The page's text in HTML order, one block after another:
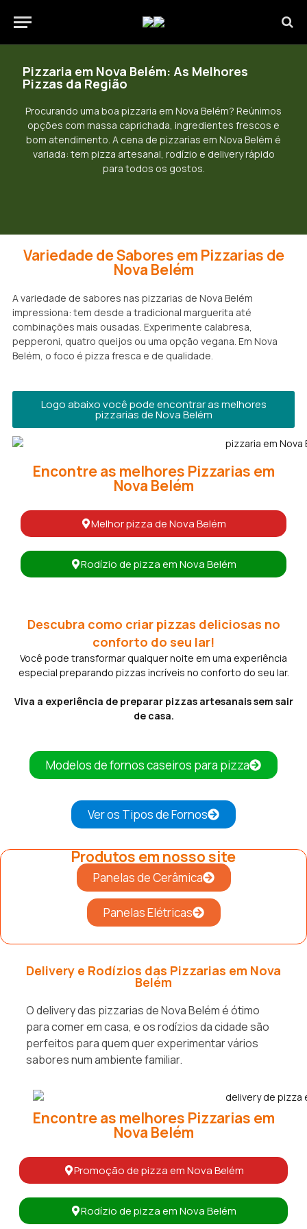
Pizzaria em Nova Belém: As Melhores
Pizzas da Região
Procurando uma boa pizzaria em Nova Belém? Reúnimos
opções com massa caprichada, ingredientes frescos e
bom atendimento. A cena de pizzarias em Nova Belém é
variada: tem pizza artesanal, rodízio e delivery rápido
para todos os gostos.
Variedade de Sabores em Pizzarias de
Nova Belém
A variedade de sabores nas pizzarias de Nova Belém
impressiona: tem desde a tradicional marguerita até
combinações mais ousadas. Experimente calabresa,
pepperoni, quatro queijos ou uma opção vegana. Em Nova
Belém, o foco é pizza fresca e de qualidade.
Logo abaixo você pode encontrar as melhores
pizzarias de Nova Belém
Encontre as melhores Pizzarias em
Nova Belém
Melhor pizza de Nova Belém
Rodízio de pizza em Nova Belém
Descubra como criar pizzas deliciosas no
conforto do seu lar!
Você pode transformar qualquer noite em uma experiência
especial preparando pizzas incríveis no conforto do seu lar.
Viva a experiência de preparar pizzas artesanais sem sair
de casa.
Modelos de fornos caseiros para pizza
Ver os Tipos de Fornos
Produtos em nosso site
Panelas de Cerâmica
Panelas Elétricas
Delivery e Rodízios das Pizzarias em Nova
Belém
O delivery das pizzarias de Nova Belém é ótimo
para comer em casa, e os rodízios da cidade são
perfeitos para quem quer experimentar vários
sabores num ambiente familiar.
Encontre as melhores Pizzarias em
Nova Belém
Promoção de pizza em Nova Belém
Rodízio de pizza em Nova Belém